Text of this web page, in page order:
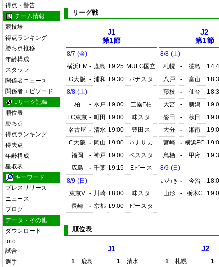
得点・警告
チーム情報
競技場
得点ランキング
勝ち点推移
年齢構成
スタッフ
関係者ニュース
関係者エピソード
Jリーグ記録
順位表
勝ち点
得点ランキング
得失点
年齢構成
星取表
キーワード
プレスリリース
ニュース
ブログ
データ・その他
ダウンロード
toto
試合
選手
リーグ戦
J1
第1節
8/7 (金)
横浜FM - 鹿島 19:25 MUFG国立
G大阪
- 浦和 19:30
パナスタ
8/8 (土)
柏
- 水戸 19:00
三協F柏
FC東京 - 町田 19:00
味スタ
名古屋 - 清水 19:00
豊田ス
C大阪
- 岡山 19:00
ハナサカ
福岡
- 神戸 19:00
ベススタ
広島
- 千葉 19:15
Eピース
8/9 (日)
東京V
- 川崎 18:00
味スタ
長崎
- 京都 19:00 ピースタ
J2
第1節
8/8 (土)
札幌
- 徳島
八戸
- 富山
藤枝
- 仙台
大宮
- 新潟
磐田
- 秋田
大分
- 湘南
宮崎
- 横浜FC
鳥栖
- 甲府
8/9 (日)
いわき - 今治
山形
- 栃木C
順位表
J1
1 鹿島 1
清水
J2
1 札幌
1